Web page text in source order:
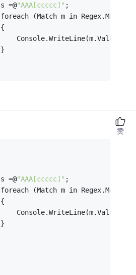
s =@"AAA[ccccc]" ;
foreach (Match m in
			{
				Console.WriteLine(m.Value);
			}
s =@"AAA[ccccc]" ;
foreach (Match m in
			{
				Console.WriteLine(m.Value);
			}
赞